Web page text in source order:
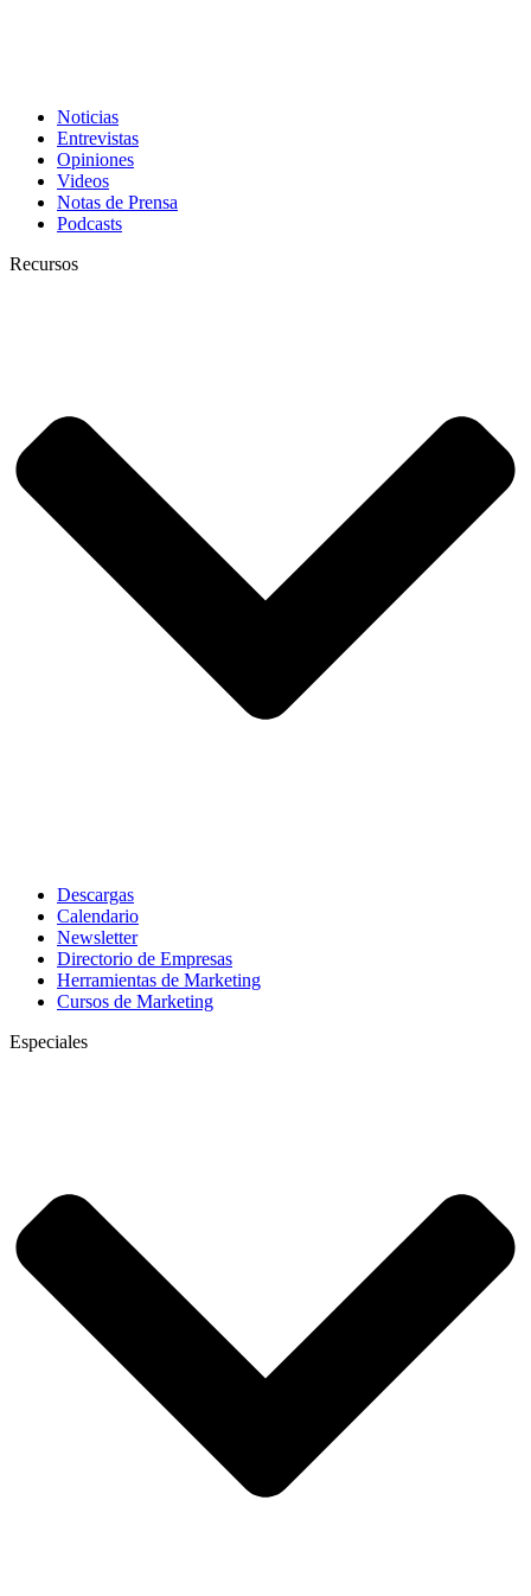
Noticias
Entrevistas
Opiniones
Videos
Notas de Prensa
Podcasts
Recursos
Descargas
Calendario
Newsletter
Directorio de Empresas
Herramientas de Marketing
Cursos de Marketing
Especiales